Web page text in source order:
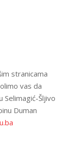
stranicama
vas da
Selimagić-Šljivo
Duman